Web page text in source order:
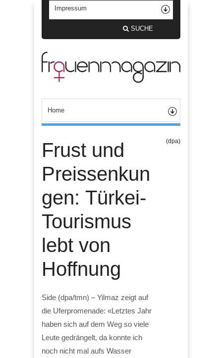
SUCHE
Frust und
Preissenkun
gen: Türkei-
Tourismus
lebt von
Hoffnung
(dpa)
Side (dpa/tmn) – Yilmaz zeigt auf
die Uferpromenade: «Letztes Jahr
haben sich auf dem Weg so viele
Leute gedrängelt, da konnte ich
noch nicht mal aufs Wasser